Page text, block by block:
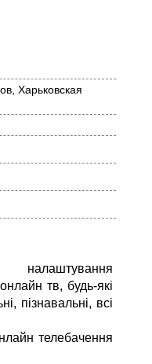
Харьковская
налаштування
тв, будь-які
пізнавальні, всі
телебачення